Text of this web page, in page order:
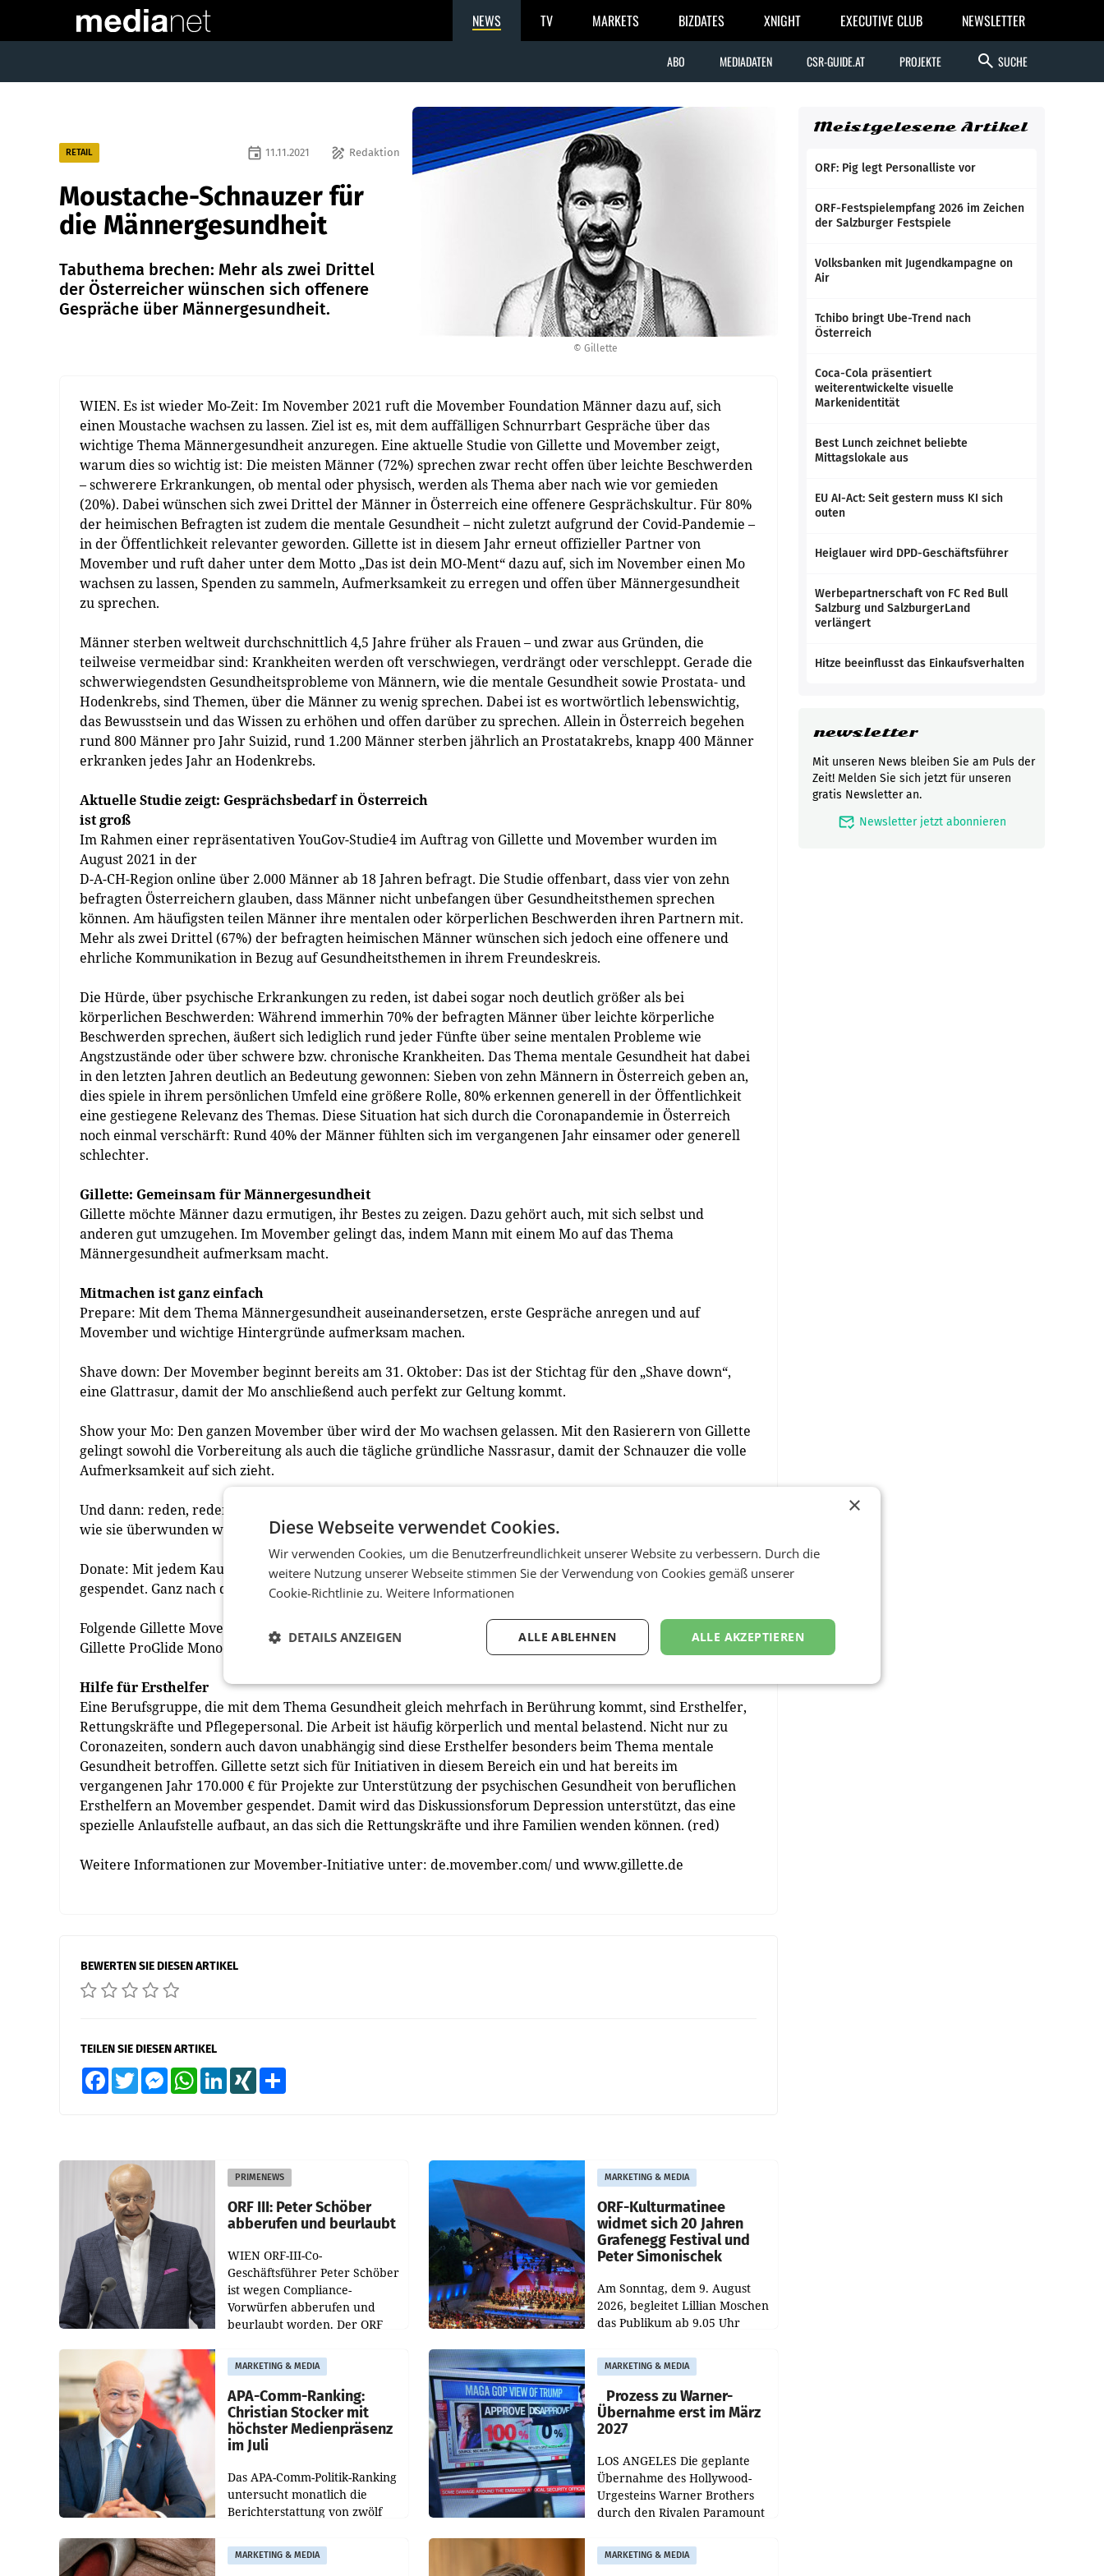
NEWS TV MARKETS BIZDATES XNIGHT EXECUTIVE CLUB NEWSLETTER
ABO MEDIADATEN CSR-GUIDE.AT PROJEKTE search SUCHE
© Gillette
RETAIL draw Redaktion
event 11.11.2021
Moustache-Schnauzer für
die Männergesundheit
Tabuthema brechen: Mehr als zwei Drittel
der Österreicher wünschen sich offenere
Gespräche über Männergesundheit.
WIEN. Es ist wieder Mo-Zeit: Im November 2021 ruft die Movember Foundation Männer dazu auf, sich
einen Moustache wachsen zu lassen. Ziel ist es, mit dem auffälligen Schnurrbart Gespräche über das
wichtige Thema Männergesundheit anzuregen. Eine aktuelle Studie von Gillette und Movember zeigt,
warum dies so wichtig ist: Die meisten Männer (72%) sprechen zwar recht offen über leichte Beschwerden
– schwerere Erkrankungen, ob mental oder physisch, werden als Thema aber nach wie vor gemieden
(20%). Dabei wünschen sich zwei Drittel der Männer in Österreich eine offenere Gesprächskultur. Für 80%
der heimischen Befragten ist zudem die mentale Gesundheit – nicht zuletzt aufgrund der Covid-Pandemie –
in der Öffentlichkeit relevanter geworden. Gillette ist in diesem Jahr erneut offizieller Partner von
Movember und ruft daher unter dem Motto „Das ist dein MO-Ment“ dazu auf, sich im November einen Mo
wachsen zu lassen, Spenden zu sammeln, Aufmerksamkeit zu erregen und offen über Männergesundheit
zu sprechen.
Männer sterben weltweit durchschnittlich 4,5 Jahre früher als Frauen – und zwar aus Gründen, die
teilweise vermeidbar sind: Krankheiten werden oft verschwiegen, verdrängt oder verschleppt. Gerade die
schwerwiegendsten Gesundheitsprobleme von Männern, wie die mentale Gesundheit sowie Prostata- und
Hodenkrebs, sind Themen, über die Männer zu wenig sprechen. Dabei ist es wortwörtlich lebenswichtig,
das Bewusstsein und das Wissen zu erhöhen und offen darüber zu sprechen. Allein in Österreich begehen
rund 800 Männer pro Jahr Suizid, rund 1.200 Männer sterben jährlich an Prostatakrebs, knapp 400 Männer
erkranken jedes Jahr an Hodenkrebs.
Aktuelle Studie zeigt: Gesprächsbedarf in Österreich
ist groß
Im Rahmen einer repräsentativen YouGov-Studie4 im Auftrag von Gillette und Movember wurden im
August 2021 in der
D-A-CH-Region online über 2.000 Männer ab 18 Jahren befragt. Die Studie offenbart, dass vier von zehn
befragten Österreichern glauben, dass Männer nicht unbefangen über Gesundheitsthemen sprechen
können. Am häufigsten teilen Männer ihre mentalen oder körperlichen Beschwerden ihren Partnern mit.
Mehr als zwei Drittel (67%) der befragten heimischen Männer wünschen sich jedoch eine offenere und
ehrliche Kommunikation in Bezug auf Gesundheitsthemen in ihrem Freundeskreis.
Die Hürde, über psychische Erkrankungen zu reden, ist dabei sogar noch deutlich größer als bei
körperlichen Beschwerden: Während immerhin 70% der befragten Männer über leichte körperliche
Beschwerden sprechen, äußert sich lediglich rund jeder Fünfte über seine mentalen Probleme wie
Angstzustände oder über schwere bzw. chronische Krankheiten. Das Thema mentale Gesundheit hat dabei
in den letzten Jahren deutlich an Bedeutung gewonnen: Sieben von zehn Männern in Österreich geben an,
dies spiele in ihrem persönlichen Umfeld eine größere Rolle, 80% erkennen generell in der Öffentlichkeit
eine gestiegene Relevanz des Themas. Diese Situation hat sich durch die Coronapandemie in Österreich
noch einmal verschärft: Rund 40% der Männer fühlten sich im vergangenen Jahr einsamer oder generell
schlechter.
Gillette: Gemeinsam für Männergesundheit
Gillette möchte Männer dazu ermutigen, ihr Bestes zu zeigen. Dazu gehört auch, mit sich selbst und
anderen gut umzugehen. Im Movember gelingt das, indem Mann mit einem Mo auf das Thema
Männergesundheit aufmerksam macht.
Mitmachen ist ganz einfach
Prepare: Mit dem Thema Männergesundheit auseinandersetzen, erste Gespräche anregen und auf
Movember und wichtige Hintergründe aufmerksam machen.
Shave down: Der Movember beginnt bereits am 31. Oktober: Das ist der Stichtag für den „Shave down“,
eine Glattrasur, damit der Mo anschließend auch perfekt zur Geltung kommt.
Show your Mo: Den ganzen Movember über wird der Mo wachsen gelassen. Mit den Rasierern von Gillette
gelingt sowohl die Vorbereitung als auch die tägliche gründliche Nassrasur, damit der Schnauzer die volle
Aufmerksamkeit auf sich zieht.
Und dann: reden, reden, reden – über Männergesundheit und den Movember, über mentale Probleme und
wie sie überwunden werden können.
Donate: Mit jedem Kauf einer Gillette Movember-Aktionspackung wird außerdem 1 € an Movember
gespendet. Ganz nach dem Motto: Es ist (wieder) Zeit, über Männergesundheit zu reden!
Folgende Gillette Movember-Aktionspackungen sind ab sofort im österreichischen Handel erhältlich:
Gillette ProGlide Monochrome in schwarz und weiß: 12,99 € (UVP14) Gillette Styler: 19,99 € (UVP14).
Hilfe für Ersthelfer
Eine Berufsgruppe, die mit dem Thema Gesundheit gleich mehrfach in Berührung kommt, sind Ersthelfer,
Rettungskräfte und Pflegepersonal. Die Arbeit ist häufig körperlich und mental belastend. Nicht nur zu
Coronazeiten, sondern auch davon unabhängig sind diese Ersthelfer besonders beim Thema mentale
Gesundheit betroffen. Gillette setzt sich für Initiativen in diesem Bereich ein und hat bereits im
vergangenen Jahr 170.000 € für Projekte zur Unterstützung der psychischen Gesundheit von beruflichen
Ersthelfern an Movember gespendet. Damit wird das Diskussionsforum Depression unterstützt, das eine
spezielle Anlaufstelle aufbaut, an das sich die Rettungskräfte und ihre Familien wenden können. (red)
Weitere Informationen zur Movember-Initiative unter: de.movember.com/ und www.gillette.de
BEWERTEN SIE DIESEN ARTIKEL
TEILEN SIE DIESEN ARTIKEL
FacebookTwitter MessengerWhatsAppLinkedInXING
PRIMENEWS
ORF III: Peter Schöber
abberufen und beurlaubt
WIEN ORF-III-Co-
Geschäftsführer Peter Schöber
ist wegen Compliance-
Vorwürfen abberufen und
beurlaubt worden. Der ORF
entsprechende
Medienberichte.
MARKETING & MEDIA
ORF-Kulturmatinee
widmet sich 20 Jahren
Grafenegg Festival und
Peter Simonischek
Am Sonntag, dem 9. August
2026, begleitet Lillian Moschen
das Publikum ab 9.05 Uhr
„Kulturmatinee“. Die Sendung
startet mit der Dokumentation
„20 Jahre Grafenegg
MARKETING & MEDIA
APA-Comm-Ranking:
Christian Stocker mit
höchster Medienpräsenz
im Juli
Das APA-Comm-Politik-Ranking
untersucht monatlich die
Berichterstattung von zwölf
Tageszeitungen und analysiert,
welche Politikerinnen und
MARKETING & MEDIA
Prozess zu Warner-
Übernahme erst im März
2027
LOS ANGELES Die geplante
Übernahme des Hollywood-
Urgesteins Warner Brothers
durch den Rivalen Paramount
Schwebe bleiben. Eine
Richterin setzte den Prozess zu
MARKETING & MEDIA MARKETING & MEDIA
Meistgelesene Artikel
ORF: Pig legt Personalliste vor
ORF-Festspielempfang 2026 im Zeichen
der Salzburger Festspiele
Volksbanken mit Jugendkampagne on
Air
Tchibo bringt Ube-Trend nach
Österreich
Coca-Cola präsentiert
weiterentwickelte visuelle
Markenidentität
Best Lunch zeichnet beliebte
Mittagslokale aus
EU AI-Act: Seit gestern muss KI sich
outen
Heiglauer wird DPD-Geschäftsführer
Werbepartnerschaft von FC Red Bull
Salzburg und SalzburgerLand
verlängert
Hitze beeinflusst das Einkaufsverhalten
newsletter
Mit unseren News bleiben Sie am Puls der
Zeit! Melden Sie sich jetzt für unseren
gratis Newsletter an.
mark_email_read Newsletter jetzt abonnieren
×
Diese Webseite verwendet Cookies.
Wir verwenden Cookies, um die Benutzerfreundlichkeit unserer Website zu verbessern. Durch die
weitere Nutzung unserer Webseite stimmen Sie der Verwendung von Cookies gemäß unserer
Cookie-Richtlinie zu. Weitere Informationen
ALLE AKZEPTIEREN
ALLE ABLEHNEN
DETAILS ANZEIGEN